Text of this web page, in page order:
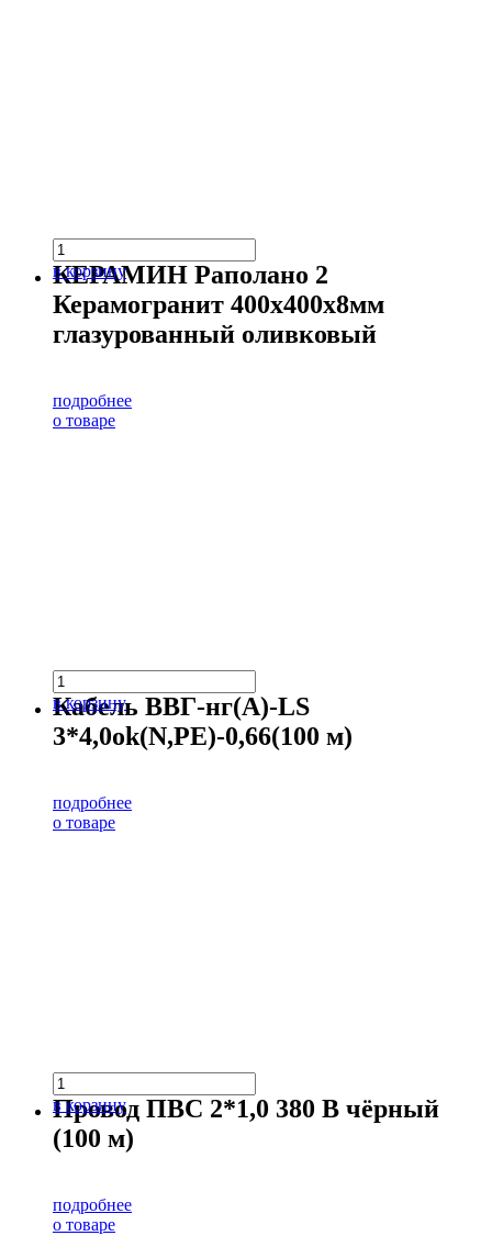
в корзину
КЕРАМИН Раполано 2
Керамогранит 400х400х8мм
глазурованный оливковый
подробнее
о товаре
в корзину
Кабель ВВГ-нг(А)-LS
3*4,0ok(N,PE)-0,66(100 м)
подробнее
о товаре
в корзину
Провод ПВС 2*1,0 380 В чёрный
(100 м)
подробнее
о товаре